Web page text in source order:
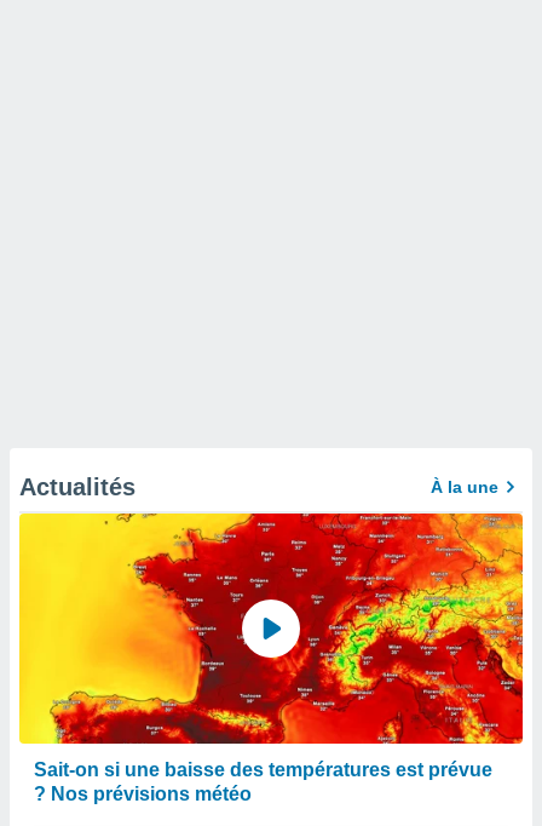
Actualités À la une
Sait-on si une baisse des températures est prévue
? Nos prévisions météo